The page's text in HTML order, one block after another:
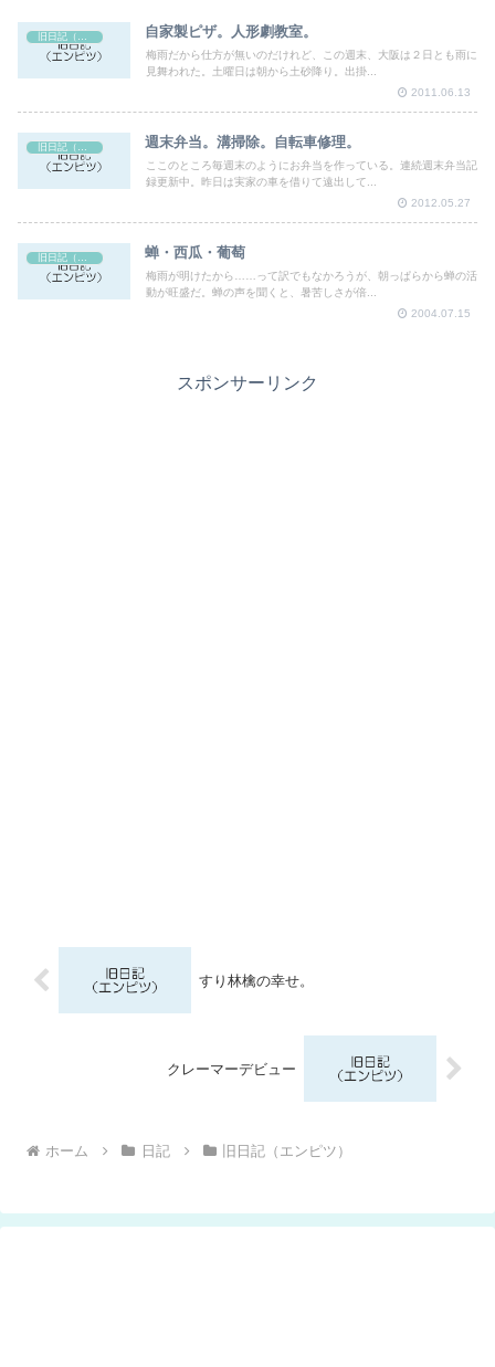
旧日記（エンピツ） 自家製ピザ。人形劇教室。
梅雨だから仕方が無いのだけれど、この週末、大阪は２日とも雨に
見舞われた。土曜日は朝から土砂降り。出掛...
2011.06.13
旧日記（エンピツ） 週末弁当。溝掃除。自転車修理。
ここのところ毎週末のようにお弁当を作っている。連続週末弁当記
録更新中。昨日は実家の車を借りて遠出して...
2012.05.27
蝉・西瓜・葡萄
梅雨が明けたから……って訳でもなかろうが、朝っぱらから蝉の活
動が旺盛だ。蝉の声を聞くと、暑苦しさが倍...
2004.07.15
スポンサーリンク
すり林檎の幸せ。
クレーマーデビュー
ホーム 日記 旧日記（エンピツ）